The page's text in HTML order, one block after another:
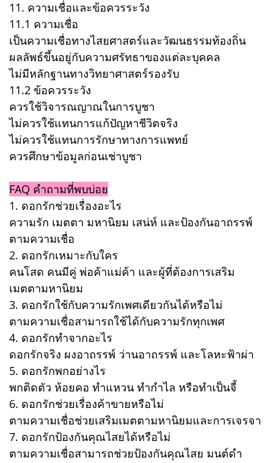
11. ความเชื่อและข้อควรระวัง
11.1 ความเชื่อ
เป็นความเชื่อทางไสยศาสตร์และวัฒนธรรมท้องถิ่น
ผลลัพธ์ขึ้นอยู่กับความศรัทธาของแต่ละบุคคล
ไม่มีหลักฐานทางวิทยาศาสตร์รองรับ
11.2 ข้อควรระวัง
ควรใช้วิจารณญาณในการบูชา
ไม่ควรใช้แทนการแก้ปัญหาชีวิตจริง
ไม่ควรใช้แทนการรักษาทางการแพทย์
ควรศึกษาข้อมูลก่อนเช่าบูชา
FAQ คำถามที่พบบ่อย
1. ดอกรักช่วยเรื่องอะไร
ความรัก เมตตา มหานิยม เสน่ห์ และป้องกันอาถรรพ์
ตามความเชื่อ
2. ดอกรักเหมาะกับใคร
คนโสด คนมีคู่ พ่อค้าแม่ค้า และผู้ที่ต้องการเสริม
เมตตามหานิยม
3. ดอกรักใช้กับความรักเพศเดียวกันได้หรือไม่
ตามความเชื่อสามารถใช้ได้กับความรักทุกเพศ
4. ดอกรักทำจากอะไร
ดอกรักจริง ผงอาถรรพ์ ว่านอาถรรพ์ และโลหะฟ้าผ่า
5. ดอกรักพกอย่างไร
พกติดตัว ห้อยคอ ทำแหวน ทำกำไล หรือทำเป็นจี้
6. ดอกรักช่วยเรื่องค้าขายหรือไม่
ตามความเชื่อช่วยเสริมเมตตามหานิยมและการเจรจา
7. ดอกรักป้องกันคุณไสยได้หรือไม่
ตามความเชื่อสามารถช่วยป้องกันคุณไสย มนต์ดำ